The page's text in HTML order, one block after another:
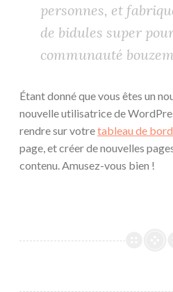
personnes, et
de bidules super
communauté
Étant donné que vous êtes un
nouvelle utilisatrice de
rendre sur votretableau de bord
page, et créer de nouvelles
contenu. Amusez-vous bien !